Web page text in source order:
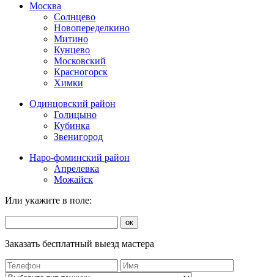
Москва
Солнцево
Новопеределкино
Митино
Кунцево
Московский
Красногорск
Химки
Одинцовский район
Голицыно
Кубинка
Звенигород
Наро-фоминский район
Апрелевка
Можайск
Или укажите в поле:
ок
Заказать бесплатный выезд мастера